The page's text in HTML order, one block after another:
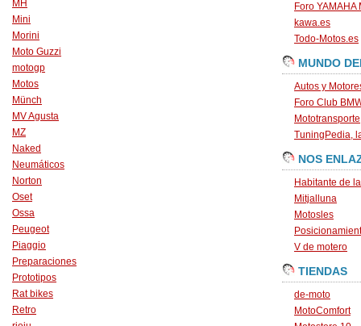
MH
Mini
Morini
Moto Guzzi
motogp
Motos
Münch
MV Agusta
MZ
Naked
Neumáticos
Norton
Oset
Ossa
Peugeot
Piaggio
Preparaciones
Prototipos
Rat bikes
Retro
Foro YAMAHA
kawa.es
Todo-Motos.es
MUNDO
Autos y
Foro Club
Mototransporte
TuningPedia,
NOS
Habitante de
Mitjalluna
Motosles
V de motero
TIENDAS
de-moto
MotoComfort